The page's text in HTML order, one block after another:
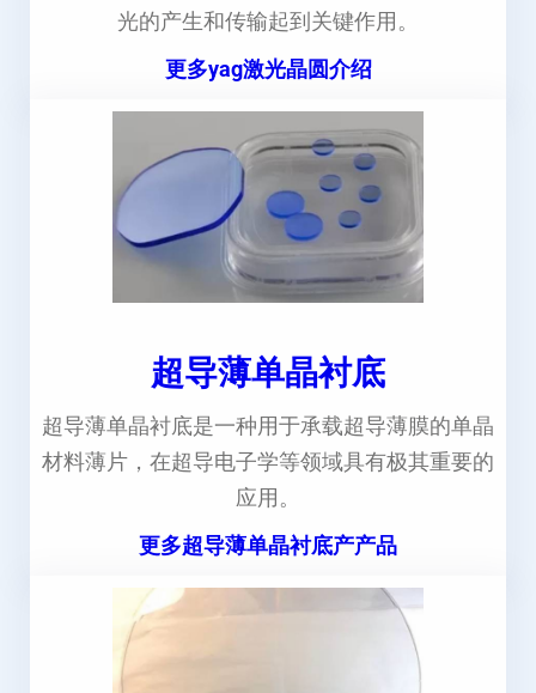
光的产生和传输起到关键作用。
更多yag激光晶圆介绍
超导薄单晶衬底
超导薄单晶衬底是一种用于承载超导薄膜的单晶
材料薄片，在超导电子学等领域具有极其重要的
应用。
更多超导薄单晶衬底产产品